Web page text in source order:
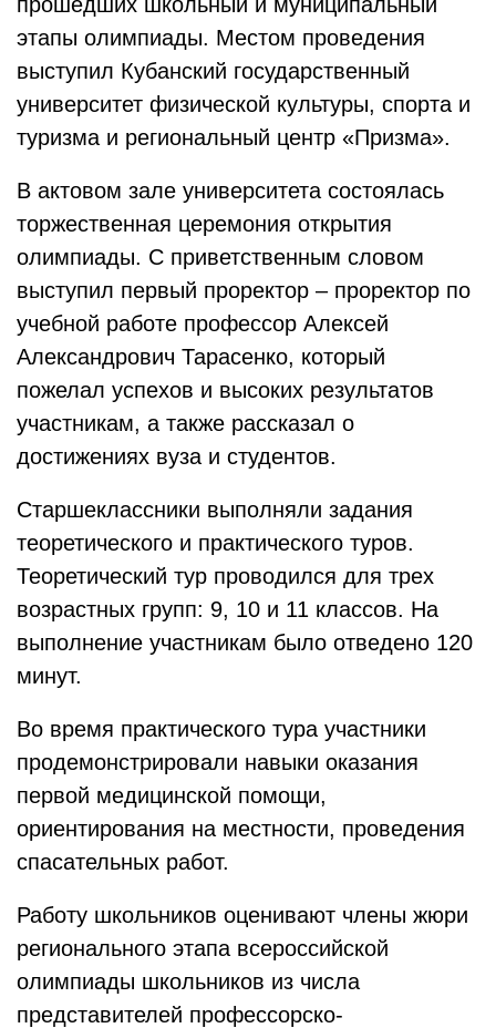
этапы олимпиады. Местом проведения
выступил Кубанский государственный
университет физической культуры, спорта и
туризма и региональный центр «Призма».
В актовом зале университета состоялась
торжественная церемония открытия
олимпиады. С приветственным словом
выступил первый проректор – проректор по
учебной работе профессор Алексей
Александрович Тарасенко, который
пожелал успехов и высоких результатов
участникам, а также рассказал о
достижениях вуза и студентов.
Старшеклассники выполняли задания
теоретического и практического туров.
Теоретический тур проводился для трех
возрастных групп: 9, 10 и 11 классов. На
выполнение участникам было отведено 120
минут.
Во время практического тура участники
продемонстрировали навыки оказания
первой медицинской помощи,
ориентирования на местности, проведения
спасательных работ.
Работу школьников оценивают члены жюри
регионального этапа всероссийской
олимпиады школьников из числа
представителей профессорско-